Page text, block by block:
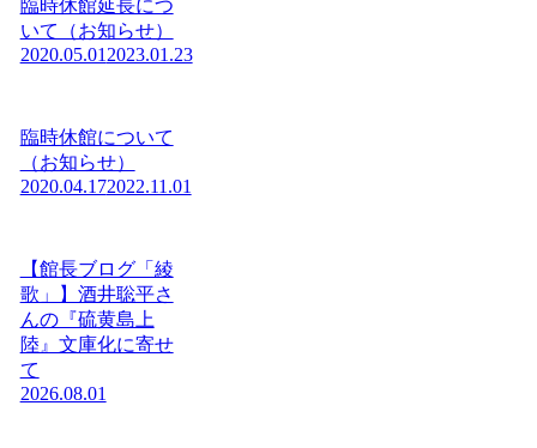
臨時休館延長につ
いて（お知らせ）
2020.05.01 2023.01.23
臨時休館について
（お知らせ）
2020.04.172022.11.01
【館長ブログ「綾
歌」】酒井聡平さ
んの『硫黄島上
陸』文庫化に寄せ
て
2026.08.01